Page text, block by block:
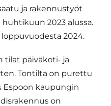
ja rakennustyöt
2023 alussa.
2024.
tilat päiväkoti- ja
Tontilta on purettu
Espoon kaupungin
on